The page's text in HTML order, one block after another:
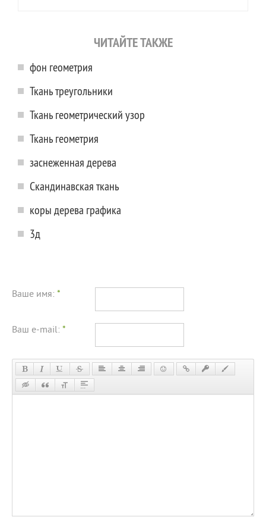
ЧИТАЙТЕ ТАКЖЕ
фон геометрия
Ткань треугольники
Ткань геометрический узор
Ткань геометрия
заснеженная дерева
Скандинавская ткань
коры дерева графика
3д
Ваше имя: *
Ваш e-mail: *